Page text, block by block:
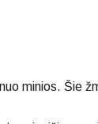
minios. Šie